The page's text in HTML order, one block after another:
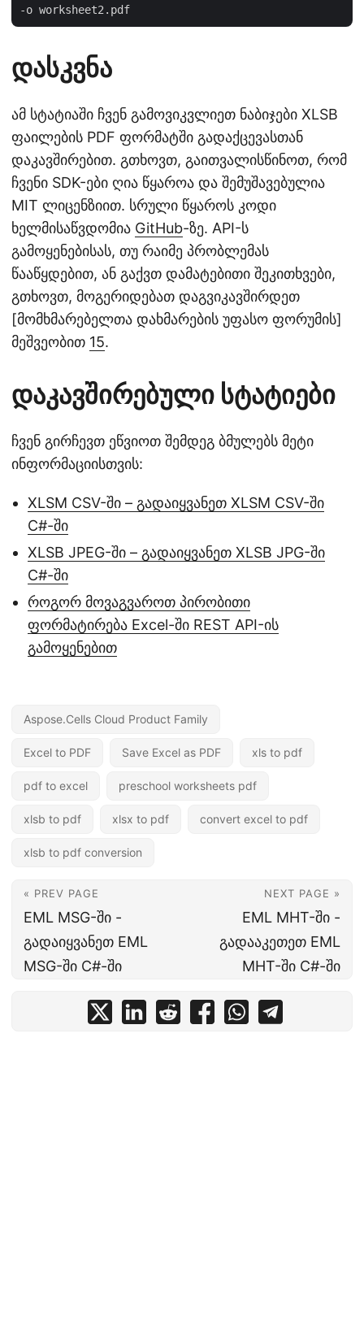
დასკვნა
ამ სტატიაში ჩვენ გამოვიკვლიეთ ნაბიჯები XLSB
ფაილების PDF ფორმატში გადაქცევასთან
დაკავშირებით. გთხოვთ, გაითვალისწინოთ, რომ
ჩვენი SDK-ები ღია წყაროა და შემუშავებულია
MIT ლიცენზიით. სრული წყაროს კოდი
ხელმისაწვდომია GitHub-ზე. API-ს
გამოყენებისას, თუ რაიმე პრობლემას
წააწყდებით, ან გაქვთ დამატებითი შეკითხვები,
გთხოვთ, მოგერიდებათ დაგვიკავშირდეთ
[მომხმარებელთა დახმარების უფასო ფორუმის]
მეშვეობით 15.
დაკავშირებული სტატიები
ჩვენ გირჩევთ ეწვიოთ შემდეგ ბმულებს მეტი
ინფორმაციისთვის:
XLSM CSV-ში – გადაიყვანეთ XLSM CSV-ში
C#-ში
XLSB JPEG-ში – გადაიყვანეთ XLSB JPG-ში
C#-ში
როგორ მოვაგვაროთ პირობითი
ფორმატირება Excel-ში REST API-ის
გამოყენებით
Aspose.Cells Cloud Product Family
Excel to PDF Save Excel as PDF xls to pdf
pdf to excel preschool worksheets pdf
xlsb to pdf xlsx to pdf convert excel to pdf
xlsb to pdf conversion
« PREV PAGE
EML MSG-ში -
გადაიყვანეთ EML
MSG-ში C#-ში
NEXT PAGE »
EML MHT-ში -
გადააკეთეთ EML
MHT-ში C#-ში